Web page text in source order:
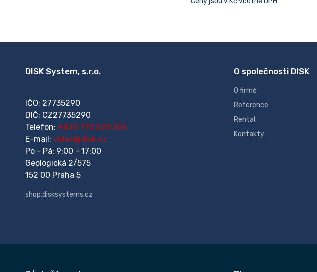
DISK System, s.r.o.
IČO: 27735290
DIČ: CZ27735290
Telefon: +420 774 425 306
E-mail: video@disk.cz
Po - Pá: 9:00 - 17:00
Geologická 2/575
152 00 Praha 5
shop.disksystems.cz
O společnosti DISK
O firmě
Reference
Rental
Kontakty